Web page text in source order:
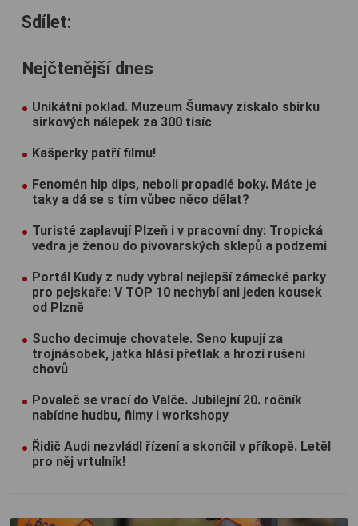
Sdílet:
Nejčtenější dnes
Unikátní poklad. Muzeum Šumavy získalo sbírku
sirkových nálepek za 300 tisíc
Kašperky patří filmu!
Fenomén hip dips, neboli propadlé boky. Máte je
taky a dá se s tím vůbec něco dělat?
Turisté zaplavují Plzeň i v pracovní dny: Tropická
vedra je ženou do pivovarských sklepů a podzemí
Portál Kudy z nudy vybral nejlepší zámecké parky
pro pejskaře: V TOP 10 nechybí ani jeden kousek
od Plzně
Sucho decimuje chovatele. Seno kupují za
trojnásobek, jatka hlásí přetlak a hrozí rušení
chovů
Povaleč se vrací do Valče. Jubilejní 20. ročník
nabídne hudbu, filmy i workshopy
Řidič Audi nezvládl řízení a skončil v příkopě. Letěl
pro něj vrtulník!